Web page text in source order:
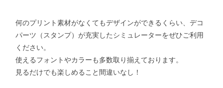
何のプリント素材がなくてもデザインができるくらい、デコ
パーツ（スタンプ）が充実したシミュレーターをぜひご利用
ください。
使えるフォントやカラーも多数取り揃えております。
見るだけでも楽しめること間違いなし！